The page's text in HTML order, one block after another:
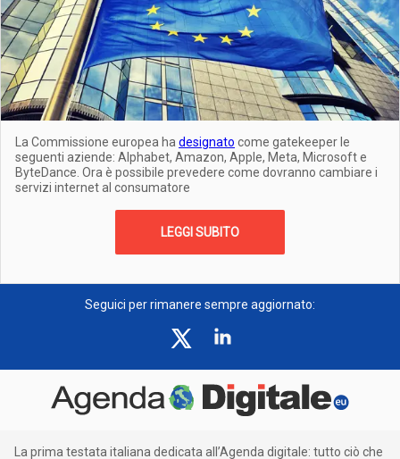
La Commissione europea ha designato come gatekeeper le
seguenti aziende: Alphabet, Amazon, Apple, Meta, Microsoft e
ByteDance. Ora è possibile prevedere come dovranno cambiare i
servizi internet al consumatore
LEGGI SUBITO
Seguici per rimanere sempre aggiornato:
La prima testata italiana dedicata all’Agenda digitale: tutto ciò che